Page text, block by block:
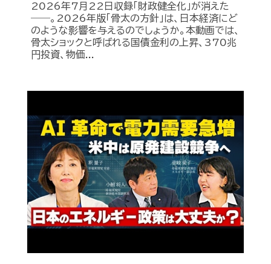
2026年7月22日収録「財政健全化」が消えた
――。2026年版「骨太の方針」は、日本経済にど
のような影響を与えるのでしょうか。本動画では、
骨太ショックと呼ばれる国債金利の上昇、370兆
円投資、物価...